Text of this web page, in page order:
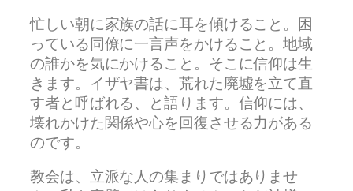
忙しい朝に家族の話に耳を傾けること。困
っている同僚に一言声をかけること。地域
の誰かを気にかけること。そこに信仰は生
きます。イザヤ書は、荒れた廃墟を立て直
す者と呼ばれる、と語ります。信仰には、
壊れかけた関係や心を回復させる力がある
のです。
教会は、立派な人の集まりではありませ